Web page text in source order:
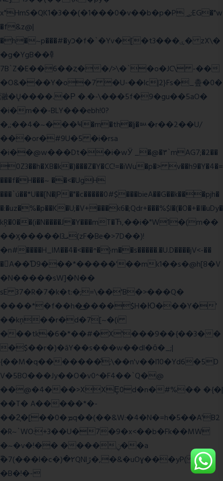
x"HmS�QK1�3��(�1���0�v��b�p�P؃;EG�"w
�f&z@|
�h�~p���#�yכ�f�`�Yv�[�t3���ۑ� zX\�
�g�YgB��龺
7B`Z�E��6��ȥ��/>\�`�o�JC\ -��
�O&���Y�o�7 �U-��lc|2}Fs�_촢�0�
瀜�Ų����.�Ρ �.�-\���5f�9�gu��5aO�
�i�m��-BLY���ebh!0?
�,;��4�~���Ҹ�m�th�|j�ᇞ�r��2��U/
���or�#9U�5 �i�rsa
�i��@w���Dt��i�wӰ _�@�٣`mAG7;�2��
0Z3��h�XB�k�)���Z�Y�CC!=�iWu�p�> v��h9�Y�4�=
���f�H���~ ��<�UgH
���`ú��*U��[N�|P�"�c�����0#$���bieA��G��k���pjh�
�:�uz�%�p��K�U;�V+���k6�;Qdr+���%$l�(�O�+�I�uDy�
kŖ�0��(i�N����J�Y���mT�Ћ,��i�"W1�(m��
��ӽ�����l3ܝ(zF�Be�>7D��)!
�n#����H_lM��4�<���^�}m��s�����.�U.D����jV<-��
�A��Ɗ9���*�����'��mk1��s�@h[8�V
�N�����sW]�N��
sE 37�R�7�k�t:�;=\��'B�>���Q�
����*�f��h�͢����$H�Ю���Y�'
��kņ��r�d�7[~�(i
���tk�6�*��#�X'���9��{��3��
�$��r�)�āY��s���w��dl�ȏ�_;|
{��M�q�������̆;\��n'v��l10�Yd6�5D
V�5BO���Jy��O�v0^�F4��`Q�@
��@�4���>XXȨ0d�n�#%�� �{�|
��T� A�����*�-
��2͔�[��0�ܡq��(��&W:�4�N�=h�5��A'B2
�R~`WO:+3��U�7�9�x<��b�Fk��MW
�~�v�!�� ����ݧ��a
ّ�7(���l�c�)�۲QNlڙ�,�&�uOɣ���yP( z�D|
�B�!�-